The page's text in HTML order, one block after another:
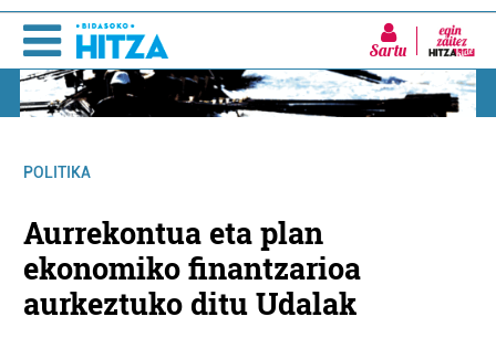
Sartu
POLITIKA
Aurrekontua eta plan
ekonomiko finantzarioa
aurkeztuko ditu Udalak